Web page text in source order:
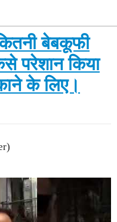
बेबकूफी
परेशान किया
के लिए।